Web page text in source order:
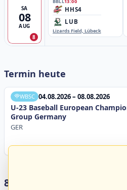
SA
08
AUG
8
HHS4
LUB
Lizards Field, Lübeck
Termin heute
WBSC 04.08.2026 – 08.08.2026
U-23 Baseball European
Group Germany
GER
8 Livestreams heute